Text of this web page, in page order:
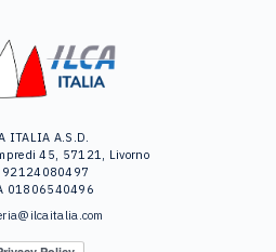
ITALIA A.S.D.
45, 57121, Livorno
92124080497
01806540496